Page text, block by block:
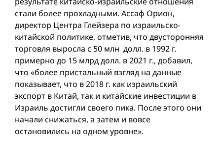
стали более прохладными. Ассаф Орион,
директор Центра Глейзера по израильско-
китайской политике, отметив, что двусторонняя
торговля выросла с 50 млн долл. в 1992 г.
примерно до 15 млрд долл. в 2021 г., добавил,
что «более пристальный взгляд на данные
показывает, что в 2018 г. как израильский
экспорт в Китай, так и китайские инвестиции в
Израиль достигли своего пика. После этого они
начали снижаться, а затем и вовсе
остановились на одном уровне».